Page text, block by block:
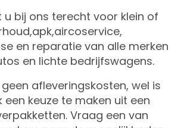
u bij ons terecht voor klein of
en reparatie van alle merken
en lichte bedrijfswagens.
afleveringskosten, wel is
een keuze te maken uit een
Vraag een van